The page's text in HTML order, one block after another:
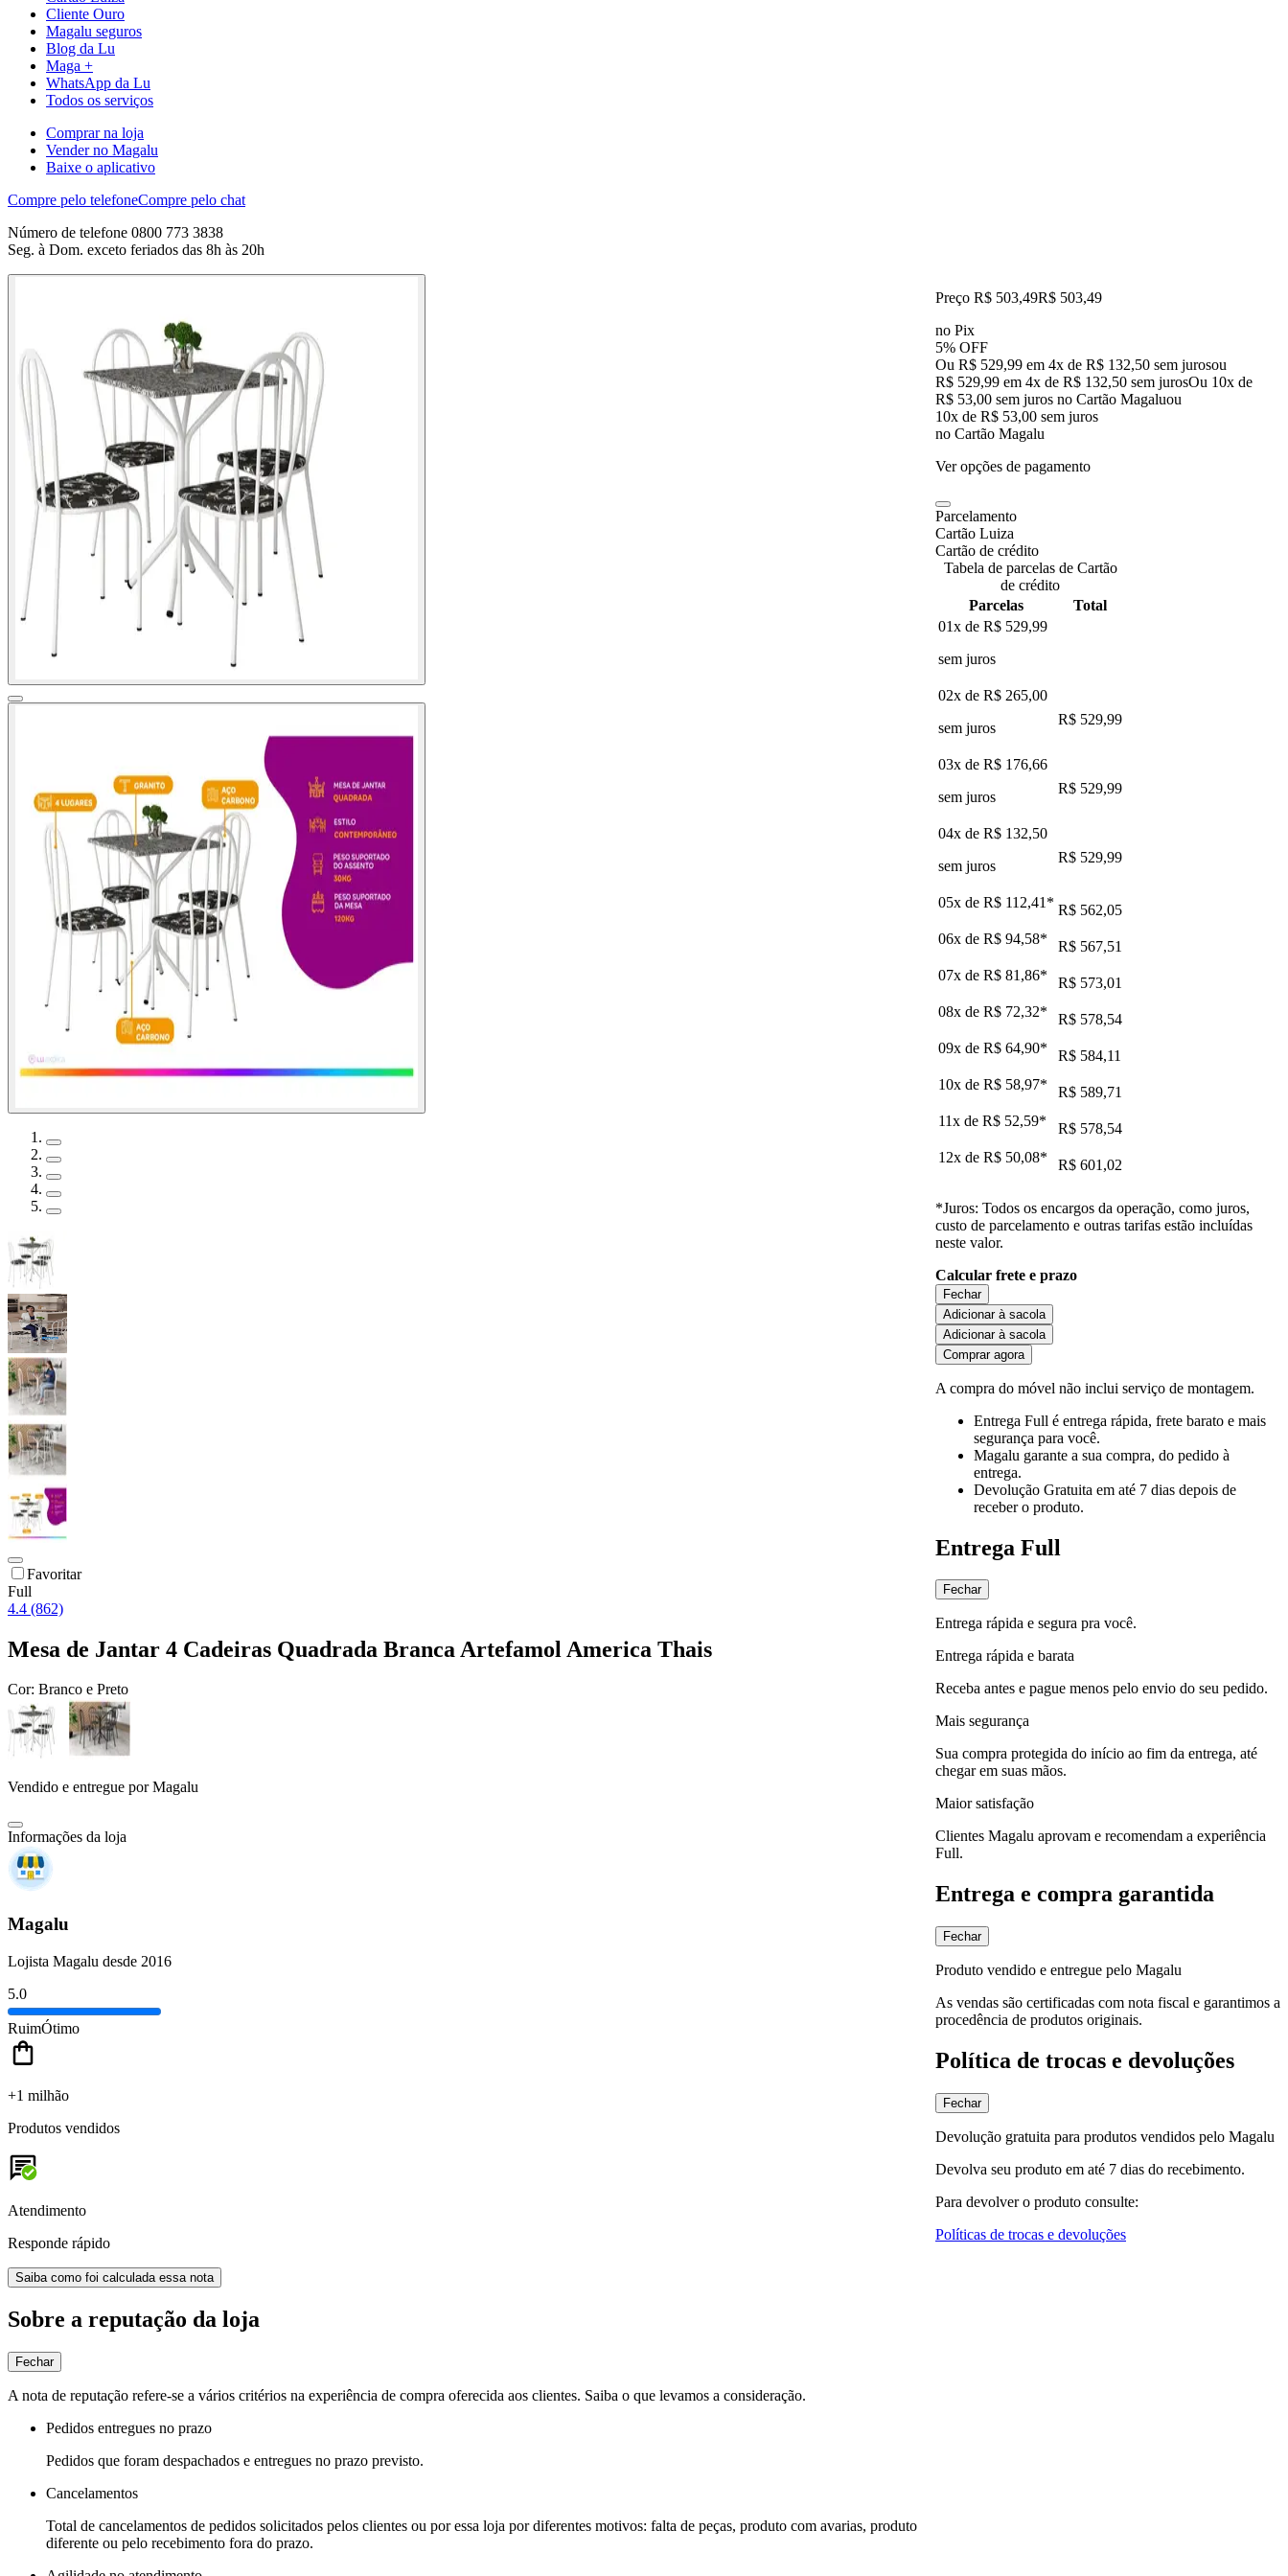
Cliente Ouro
Magalu seguros
Blog da Lu
Maga +
WhatsApp da Lu
Todos os serviços
Comprar na loja
Vender no Magalu
Baixe o aplicativo
Compre pelo telefoneCompre pelo chat
Número de telefone 0800 773 3838
Seg. à Dom. exceto feriados das 8h às 20h
Favoritar
Full
4.4 (862)
Mesa de Jantar 4 Cadeiras Quadrada Branca Artefamol America Thais
Cor: Branco e Preto
Vendido e entregue por Magalu
Informações da loja
Magalu
Lojista Magalu desde 2016
5.0
RuimÓtimo
+1 milhão
Produtos vendidos
Atendimento
Responde rápido
Saiba como foi calculada essa nota
Sobre a reputação da loja
Fechar
A nota de reputação refere-se a vários critérios na experiência de compra oferecida aos clientes. Saiba o que levamos a consideração.
Pedidos entregues no prazo
Pedidos que foram despachados e entregues no prazo previsto.
Cancelamentos
Total de cancelamentos de pedidos solicitados pelos clientes ou por essa loja por diferentes motivos: falta de peças, produto com avarias, produto
diferente ou pelo recebimento fora do prazo.
Preço R$ 503,49R$ 503,49
no Pix
5% OFF
Ou R$ 529,99 em 4x de R$ 132,50 sem jurosou
R$ 529,99 em 4x de R$ 132,50 sem jurosOu 10x de
R$ 53,00 sem juros no Cartão Magaluou
10x de R$ 53,00 sem juros
no Cartão Magalu
Ver opções de pagamento
Parcelamento
Cartão Luiza
Cartão de crédito
Tabela de parcelas de Cartão
de crédito
Parcelas
Total
01x de R$ 529,99
sem juros
02x de R$ 265,00
sem juros
R$ 529,99
03x de R$ 176,66
sem juros
R$ 529,99
04x de R$ 132,50
sem juros
R$ 529,99
05x de R$ 112,41 * R$ 562,05
06x de R$ 94,58*
R$ 567,51
07x de R$ 81,86*
R$ 573,01
08x de R$ 72,32*
R$ 578,54
09x de R$ 64,90*
R$ 584,11
10x de R$ 58,97*
R$ 589,71
11x de R$ 52,59*
R$ 578,54
12x de R$ 50,08* R$ 601,02
*Juros: Todos os encargos da operação, como juros,
custo de parcelamento e outras tarifas estão incluídas
neste valor.
Calcular frete e prazo
Fechar
Adicionar à sacola
Adicionar à sacola
Comprar agora
A compra do móvel não inclui serviço de montagem.
Entrega Full é entrega rápida, frete barato e mais
segurança para você.
Magalu garante a sua compra, do pedido à
entrega.
Devolução Gratuita em até 7 dias depois de
receber o produto.
Entrega Full
Fechar
Entrega rápida e segura pra você.
Entrega rápida e barata
Receba antes e pague menos pelo envio do seu pedido.
Mais segurança
Sua compra protegida do início ao fim da entrega, até
chegar em suas mãos.
Maior satisfação
Clientes Magalu aprovam e recomendam a experiência
Full.
Entrega e compra garantida
Fechar
Produto vendido e entregue pelo Magalu
As vendas são certificadas com nota fiscal e garantimos a
procedência de produtos originais.
Política de trocas e devoluções
Fechar
Devolução gratuita para produtos vendidos pelo Magalu
Devolva seu produto em até 7 dias do recebimento.
Para devolver o produto consulte:
Políticas de trocas e devoluções